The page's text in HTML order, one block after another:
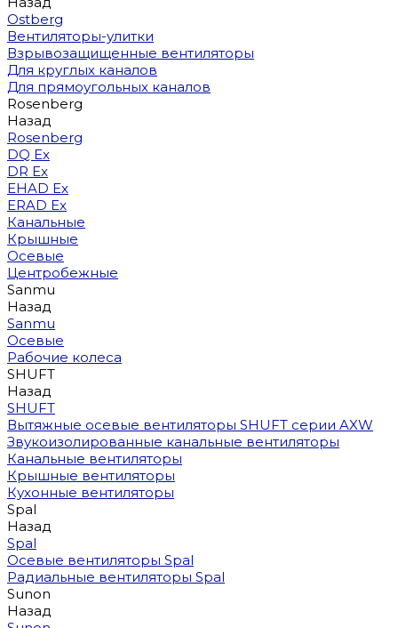
Ostberg
Вентиляторы-улитки
Взрывозащищенные вентиляторы
Для круглых каналов
Для прямоугольных каналов
Rosenberg
Назад
Rosenberg
DQ Ex
DR Ex
EHAD Ex
ERAD Ex
Канальные
Крышные
Осевые
Центробежные
Sanmu
Назад
Sanmu
Осевые
Рабочие колеса
SHUFT
Назад
SHUFT
Вытяжные осевые вентиляторы SHUFT серии AXW
Звукоизолированные канальные вентиляторы
Канальные вентиляторы
Крышные вентиляторы
Кухонные вентиляторы
Spal
Назад
Spal
Осевые вентиляторы Spal
Радиальные вентиляторы Spal
Sunon
Назад